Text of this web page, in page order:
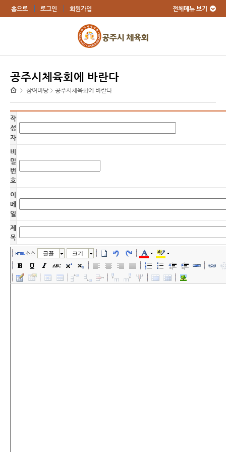
홈으로 로그인 회원가입 전체메뉴 보기
공주시체육회에 바란다
> 참여마당 > 공주시체육회에 바란다
작
성
자
비
밀
번
호
이
메
일
제
목
소스 글꼴 크기